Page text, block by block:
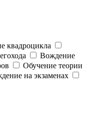
квадроцикла
Вождение
Обучение теории
на экзаменах